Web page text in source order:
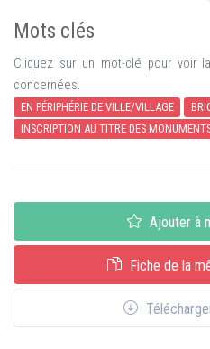
Mots clés
Cliquez sur un mot-clé pour voir
concernées.
EN PÉRIPHÉRIE DE VILLE/VILLAGE
INSCRIPTION AU TITRE DES
Ajouter à
Fiche de la